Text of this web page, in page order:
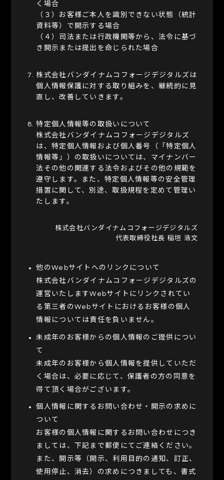
く場合
（３）お客様ご本人を識別できない状態（統計
資料等）で開示する場合
（４）司法または行政機関等から、法令に基づ
き開示または提出を命じられた場合
株式会社バンダイナムコフォージデジタルズは
個人情報保護に対する取り組みを、継続的に見
直し、改善していきます。
特定個人情報等の取扱いについて
株式会社バンダイナムコフォージデジタルズ
は、特定個人情報および個人番号（「特定個人
情報等」）の取扱いについては、マイナンバー
法その他の関連する法令およびその他の規範を
遵守します。また、特定個人情報等の安全管理
措置に関して、別途、取扱規程を定めて管理い
たします。
株式会社バンダイナムコフォージデジタルズ
代表取締役社長 稲垣 浩文
他のWebサイトへのリンクについて
株式会社バンダイナムコフォージデジタルズの
運営いたしますWebサイトにリンクされてい
る第三者のWebサイトにおけるお客様の個人
情報については責任を負いません。
未成年のお客様からの個人情報のご提供につい
て
未成年のお客様から個人情報を提供していただ
く場合は、必要に応じて、保護者の方の同意を
得て頂く場合がございます。
個人情報に関するお問い合わせ・開示の求めに
ついて
お客様の個人情報に関するお問い合わせにつき
ましては、下記まで郵便にてご連絡ください。
また、開示等（開示、利用目的の通知、訂正、
使用停止、消去）の求めにつきましても、書式